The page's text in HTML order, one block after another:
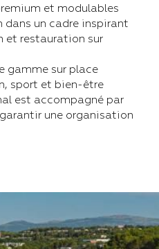
et modulables
dans un cadre inspirant
et restauration sur
gamme sur place
sport et bien-être
est accompagné par
une organisation